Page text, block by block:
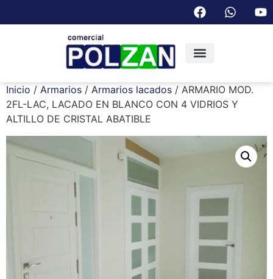
Inicio / Armarios / Armarios lacados / ARMARIO MOD.
2FL-LAC, LACADO EN BLANCO CON 4 VIDRIOS Y
ALTILLO DE CRISTAL ABATIBLE